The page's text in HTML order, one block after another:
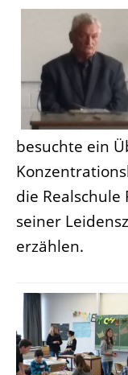
besuchte ein
die
seiner
erzählen.